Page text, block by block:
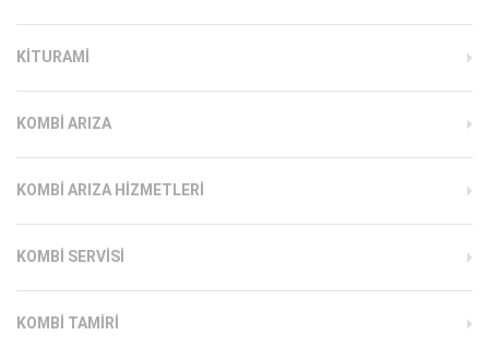
KITURAMI
KOMBI ARIZA
KOMBI ARIZA HIZMETLERI
KOMBI SERVISI
KOMBI TAMIRI